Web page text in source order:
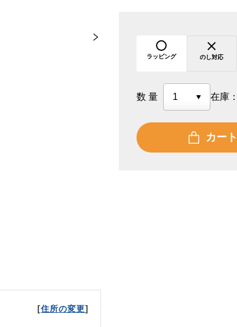
[住所の変更]
ラッピング のし対応
数量 在庫：
カー